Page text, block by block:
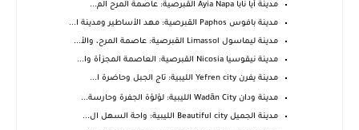
مدينة أيا نابا Ayia Napa القبرصية: عاصمة المرح الم...
مدينة بافوس Paphos القبرصية: مهد الأساطير ومدينة ا...
مدينة ليماسول Limassol القبرصية: عاصمة المرح، والأ...
مدينة نيقوسيا Nicosia القبرصية: العاصمة المجزأة وا...
مدينة يفرن Yefren city الليبية: تاج الجبل وحاضرة ا...
مدينة ودان Wadān City الليبية: لؤلؤة الجفرة وحارسة...
مدينة الجميل Beautiful city الليبية: واحة السهل ال...